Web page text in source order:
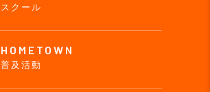
スクール
HOMETOWN
普及活動